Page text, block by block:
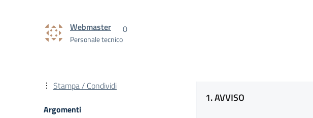
Webmaster
Personale tecnico
0
1. AVVISO
Stampa / Condividi
Argomenti